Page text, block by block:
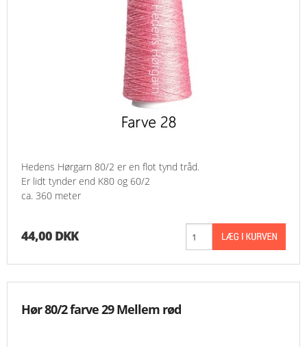
Hedens Hørgarn 80/2 er en flot tynd tråd.
Er lidt tynder end K80 og 60/2
ca. 360 meter
44,00 DKK
Hør 80/2 farve 29 Mellem rød